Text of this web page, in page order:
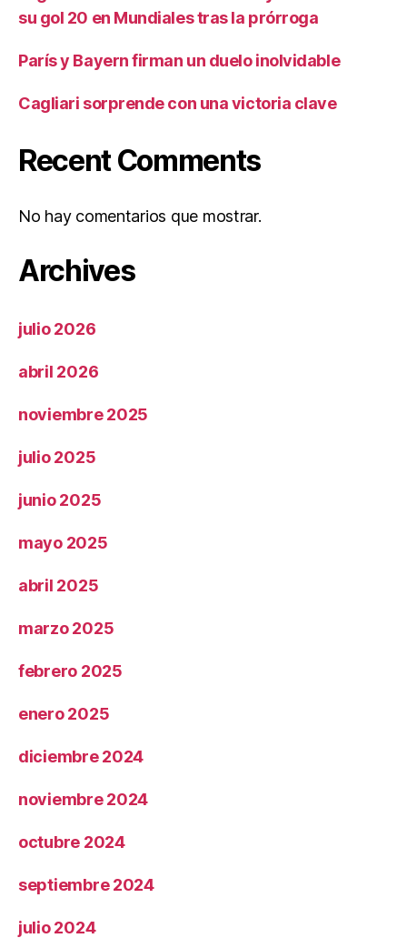
su gol 20 en Mundiales tras la prórroga
París y Bayern firman un duelo inolvidable
Cagliari sorprende con una victoria clave
Recent Comments
No hay comentarios que mostrar.
Archives
julio 2026
abril 2026
noviembre 2025
julio 2025
junio 2025
mayo 2025
abril 2025
marzo 2025
febrero 2025
enero 2025
diciembre 2024
noviembre 2024
octubre 2024
septiembre 2024
julio 2024